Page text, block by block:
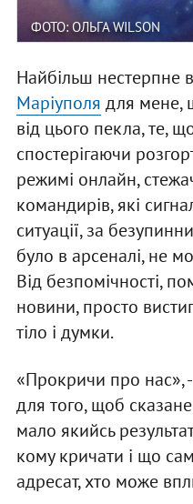
ФОТО: ОЛЬГА WILSON
Найбільш нестерпне в
Маріуполя для мене,
від цього пекла, те,
спостерігаючи
режимі онлайн,
командирів, які
ситуації, за
було в арсеналі, не
Від безпомічності,
новини, просто
тіло і думки.
«Прокричи про нас»,
для того, щоб
мало якийсь
кому кричати і що
адресат, хто може